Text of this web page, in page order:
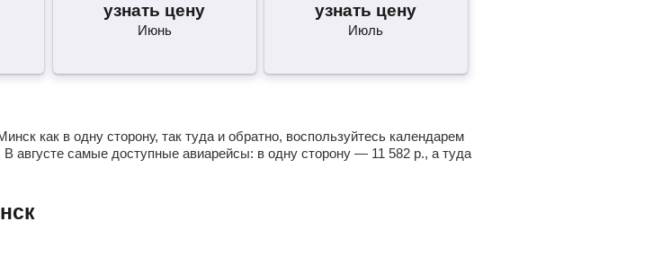
узнать цену
Июнь
узнать цену
Июль
как в одну сторону, так туда и обратно, воспользуйтесь календарем
августе самые доступные авиарейсы: в одну сторону — 11 582 р., а туда